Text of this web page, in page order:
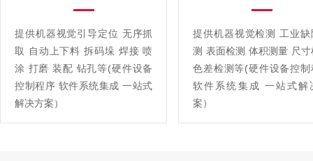
提供机器视觉引导定位 无序抓
取 自动上下料 拆码垛 焊接 喷
涂 打磨 装配 钻孔等(硬件设备
控制程序 软件系统集成 一站式
解决方案）
提供机器视觉检测 工业缺
测 表面检测 体积测量 尺寸
色差检测等(硬件设备控制
软件系统集成 一站式解
案）